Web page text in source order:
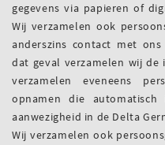
gegevens via papieren of
Wij verzamelen ook
anderszins contact met
dat geval verzamelen wij
verzamelen eveneens
opnamen die
aanwezigheid in de Delta
Wij verzamelen ook